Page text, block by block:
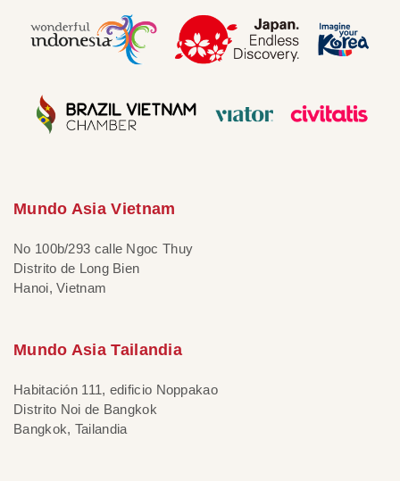
Mundo Asia Vietnam
No 100b/293 calle Ngoc Thuy
Distrito de Long Bien
Hanoi, Vietnam
Mundo Asia Tailandia
Habitación 111, edificio Noppakao
Distrito Noi de Bangkok
Bangkok, Tailandia